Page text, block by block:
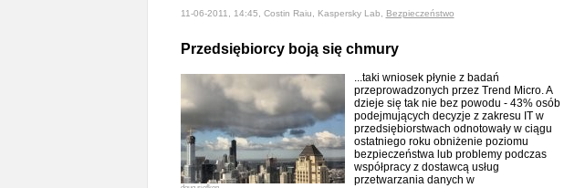
11-06-2011, 14:45, Costin Raiu, Kaspersky Lab, Bezpieczeństwo
Przedsiębiorcy boją się chmury
...taki wniosek płynie z badań
przeprowadzonych przez Trend Micro. A
dzieje się tak nie bez powodu - 43% osób
podejmujących decyzje z zakresu IT w
przedsiębiorstwach odnotowały w ciągu
ostatniego roku obniżenie poziomu
bezpieczeństwa lub problemy podczas
współpracy z dostawcą usług
przetwarzania danych w